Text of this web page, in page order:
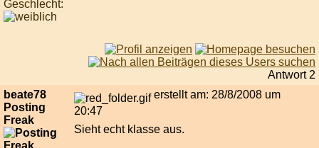
Geschlecht:
Antwort 2
beate78
Posting
Freak
erstellt am: 28/8/2008 um
20:47
Sieht echt klasse aus.